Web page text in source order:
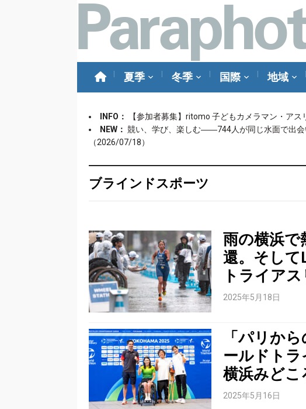
夏季 冬季 国際 地域
INFO： 【参加者募集】ritomo 子どもカメラマン・ア
NEW： 競い、学び、楽しむ――744人が同じ水面で出
（2026/07/18）
ブラインドスポーツ
雨の横浜で
還。そして
トライア
2025年5月18日
「パリか
ールドト
横浜みどこ
2025年5月16日